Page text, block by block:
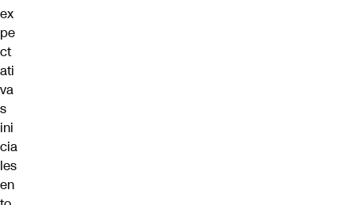
ex
pe
ct
ati
va
s
ini
cia
les
en